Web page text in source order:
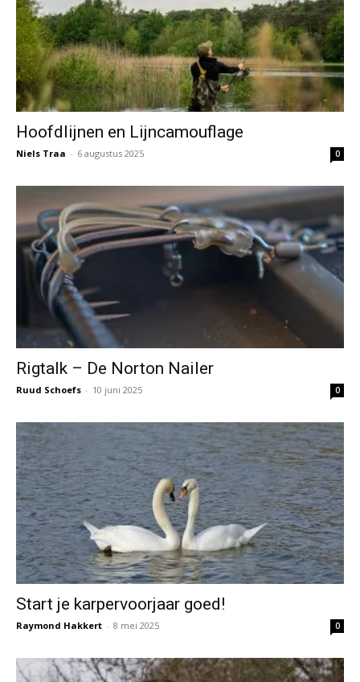
Hoofdlijnen en Lijncamouflage
Niels Traa - 6 augustus 2025 0
Rigtalk – De Norton Nailer
Ruud Schoefs - 10 juni 2025 0
Start je karpervoorjaar goed!
Raymond Hakkert - 8 mei 2025 0